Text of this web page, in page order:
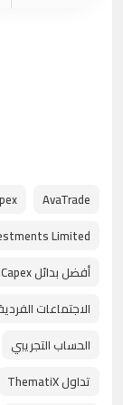
AvaTrade
Limited
أفضل بدائل Capex.
الاجتماعات
الحساب التجريبي
تداول ThematiX